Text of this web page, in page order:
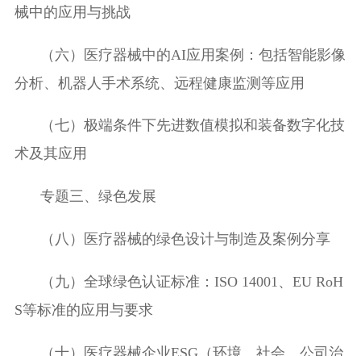
械中的应用与挑战
（六） 医疗器械中的AI应用案例：包括智能影像
分析、机器人手术系统、远程健康监测等应用
（七） 极端条件下先进数值模拟和装备数字化技
术及其应用
专题三、绿色发展
（八） 医疗器械的绿色设计与制造及案例分享
（九） 全球绿色认证标准： ISO 14001、 EU RoH
S等标准的应用与要求